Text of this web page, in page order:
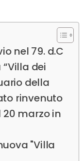
nel 79. d.C
dei
della
rinvenuto
marzo in
"Villa